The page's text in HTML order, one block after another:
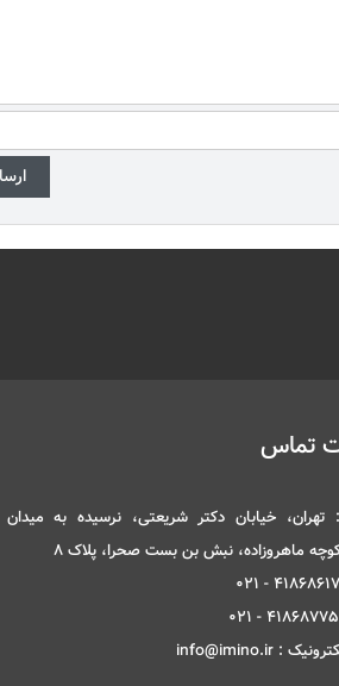
تماس
تهران، خیابان دکتر شریعتی، نرسیده به میدان
ماهروزاده، نبش بن بست صحرا، پلاک 8
41868617 - 021
41868775 - 021
:
info@imino.ir